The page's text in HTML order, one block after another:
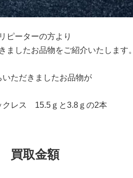
リピーターの方より
ましたお品物をご紹介いたします。
いただきましたお品物が
レス 15.5ｇと3.8ｇの2本
買取金額